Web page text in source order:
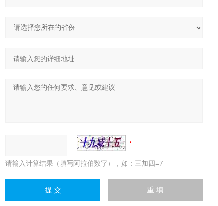
请输入计算结果（填写阿拉伯数字），如：三加四=7